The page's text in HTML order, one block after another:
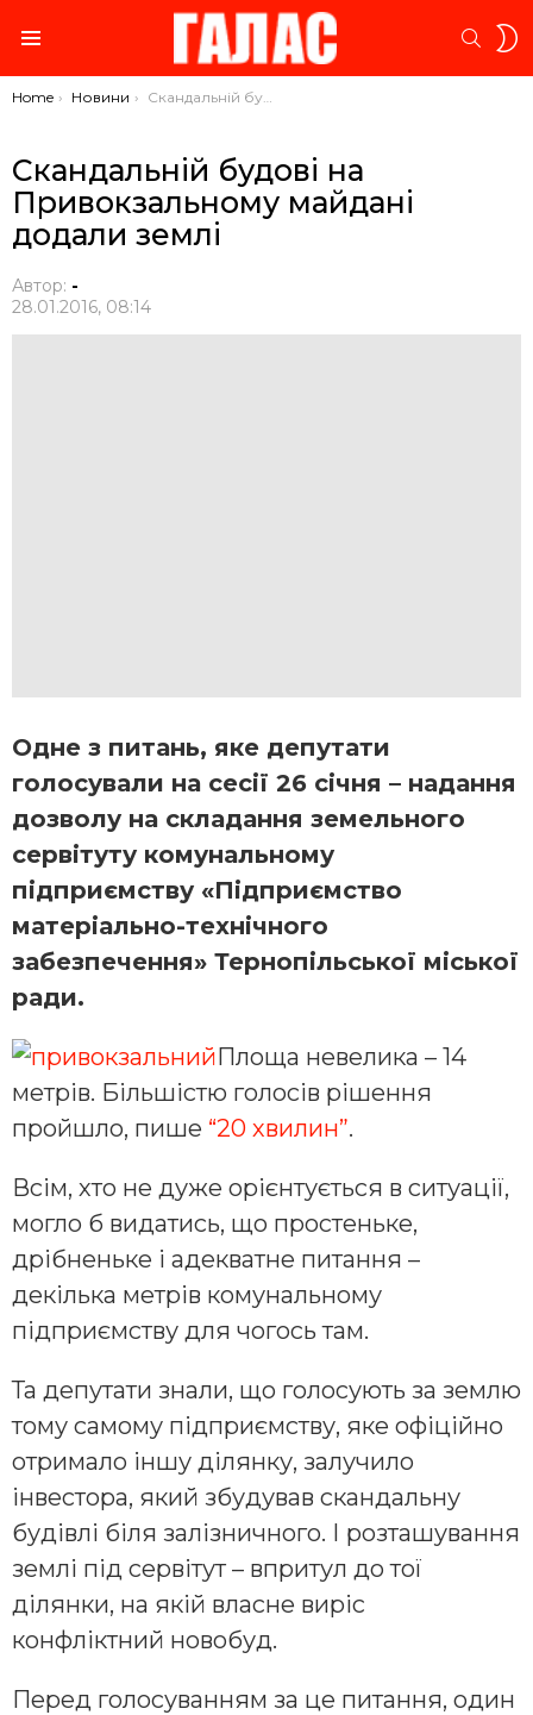
You are here:
Home Новини Скандальній будові на Привокзальному майдані додали землі
Скандальній будові на
Привокзальному майдані
додали землі
Автор: -
28.01.2016, 08:14
Одне з питань, яке депутати
голосували на сесії 26 січня – надання
дозволу на складання земельного
сервітуту комунальному
підприємству «Підприємство
матеріально-технічного
забезпечення» Тернопільської міської
ради.
Площа невелика – 14
метрів. Більшістю голосів рішення
пройшло, пише “20 хвилин”.
Всім, хто не дуже орієнтується в ситуації,
могло б видатись, що простеньке,
дрібненьке і адекватне питання –
декілька метрів комунальному
підприємству для чогось там.
Та депутати знали, що голосують за землю
тому самому підприємству, яке офіційно
отримало іншу ділянку, залучило
інвестора, який збудував скандальну
будівлі біля залізничного. І розташування
землі під сервітут – впритул до тої
ділянки, на якій власне виріс
конфліктний новобуд.
Перед голосуванням за це питання, один